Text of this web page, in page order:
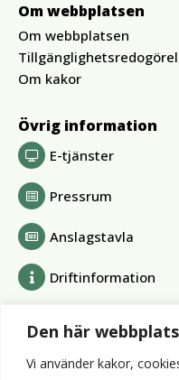
Den här
Vi använder kakor,
Om webbplatsen
Om webbplatsen
Om kakor
Övrig information
E-tjänster
Pressrum
Anslagstavla
Driftinformation
Alvesta Renhållnings AB
Alvesta Energi AB